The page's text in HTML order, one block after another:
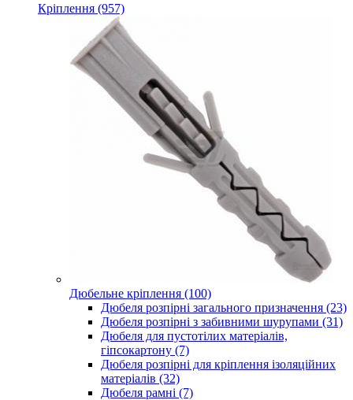
Кріплення (957)
Дюбельне кріплення (100)
Дюбеля розпірні загального призначення (23)
Дюбеля розпірні з забивними шурупами (31)
Дюбеля для пустотілих матеріалів,
гіпсокартону (7)
Дюбеля розпірні для кріплення ізоляційних
матеріалів (32)
Дюбеля рамні (7)